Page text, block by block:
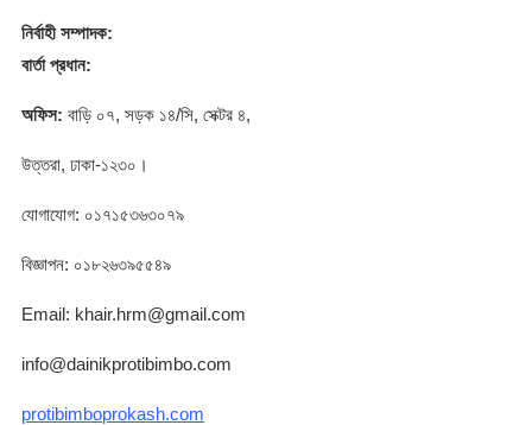
নির্বাহী সম্পাদক:
বার্তা প্রধান:
অফিস: বাড়ি ০৭, সড়ক ১৪/সি, সেক্টর ৪,
উত্তরা, ঢাকা-১২৩০।
যোগাযোগ: ০১৭১৫৩৬৩০৭৯
বিজ্ঞাপন: ০১৮২৬৩৯৫৫৪৯
Email: khair.hrm@gmail.com
info@dainikprotibimbo.com
protibimboprokash.com